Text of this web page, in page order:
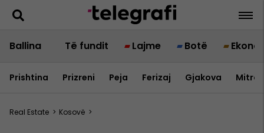
Ballina Të fundit Lajme Botë
Prishtina Prizreni Peja Ferizaj Gjakova
Real Estate > Kosovë >